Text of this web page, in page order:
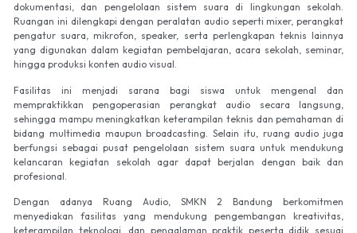
dokumentasi, dan pengelolaan sistem suara di lingkungan sekolah.
Ruangan ini dilengkapi dengan peralatan audio seperti mixer, perangkat
pengatur suara, mikrofon, speaker, serta perlengkapan teknis lainnya
yang digunakan dalam kegiatan pembelajaran, acara sekolah, seminar,
hingga produksi konten audio visual.
Fasilitas ini menjadi sarana bagi siswa untuk mengenal dan
mempraktikkan pengoperasian perangkat audio secara langsung,
sehingga mampu meningkatkan keterampilan teknis dan pemahaman di
bidang multimedia maupun broadcasting. Selain itu, ruang audio juga
berfungsi sebagai pusat pengelolaan sistem suara untuk mendukung
kelancaran kegiatan sekolah agar dapat berjalan dengan baik dan
profesional.
Dengan adanya Ruang Audio, SMKN 2 Bandung berkomitmen
menyediakan fasilitas yang mendukung pengembangan kreativitas,
keterampilan teknologi, dan pengalaman praktik peserta didik sesuai